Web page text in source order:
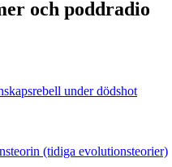
och poddradio
under dödshot
(tidiga evolutionsteorier)